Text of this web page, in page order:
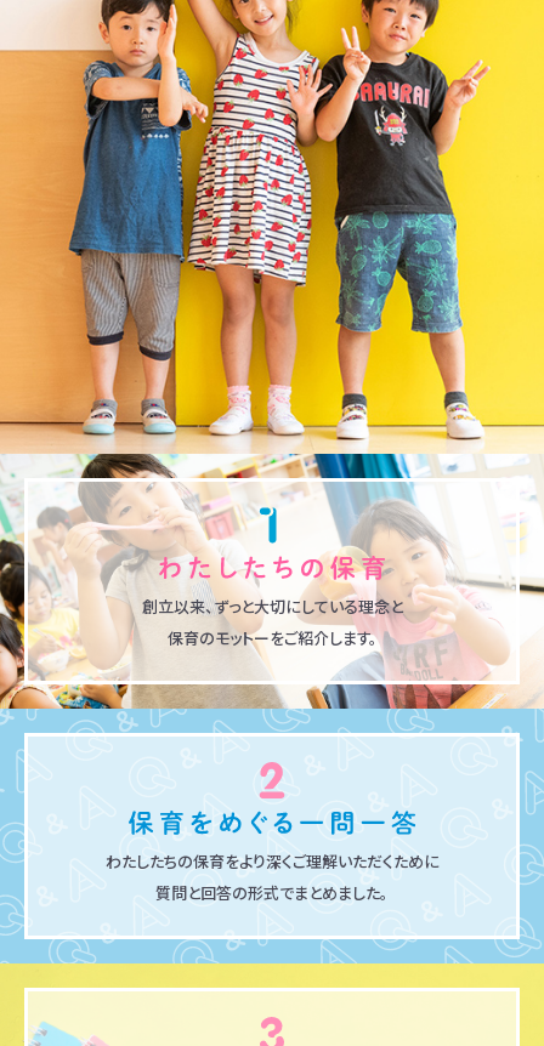
創立以来、ずっと大切にしている理念と
保育のモットーをご紹介します。
わたしたちの保育をより深くご理解いただくために
質問と回答の形式でまとめました。